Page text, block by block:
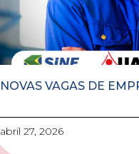
NOVAS VAGAS DE
abril 27, 2026